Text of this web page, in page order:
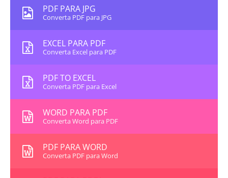
PDF PARA JPG
Converta PDF para JPG
EXCEL PARA PDF
Converta Excel para PDF
PDF TO EXCEL
Converta PDF para Excel
WORD PARA PDF
Converta Word para PDF
PDF PARA WORD
Converta PDF para Word